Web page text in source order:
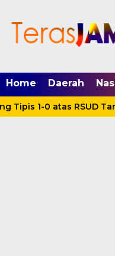
Home Daerah
1-0 atas RSUD